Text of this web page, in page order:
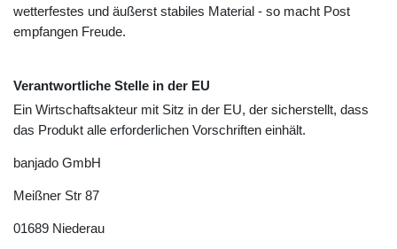
wetterfestes und äußerst stabiles Material - so macht Post
empfangen Freude.
Verantwortliche Stelle in der EU
Ein Wirtschaftsakteur mit Sitz in der EU, der sicherstellt, dass
das Produkt alle erforderlichen Vorschriften einhält.
banjado GmbH
Meißner Str 87
01689 Niederau